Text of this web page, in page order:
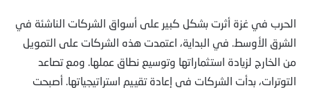
الحرب في غزة أثرت بشكل كبير على أسواق الشركات الناشئة في
الشرق الأوسط. في البداية، اعتمدت هذه الشركات على التمويل
من الخارج لزيادة استثماراتها وتوسيع نطاق عملها. ومع تصاعد
التوترات، بدأت الشركات في إعادة تقييم استراتيجياتها. أصبحت